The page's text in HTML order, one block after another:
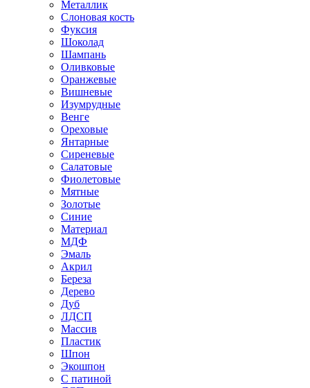
Металлик
Слоновая кость
Фуксия
Шоколад
Шампань
Оливковые
Оранжевые
Вишневые
Изумрудные
Венге
Ореховые
Янтарные
Сиреневые
Салатовые
Фиолетовые
Мятные
Золотые
Синие
Материал
МДФ
Эмаль
Акрил
Береза
Дерево
Дуб
ЛДСП
Массив
Пластик
Шпон
Экошпон
С патиной